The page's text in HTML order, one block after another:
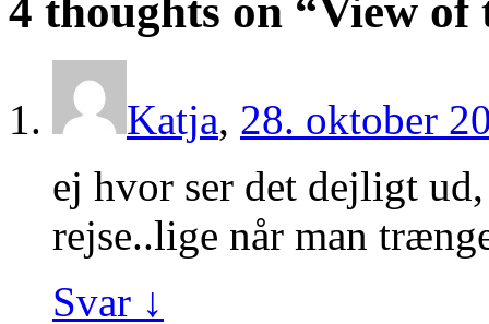
4 thoughts on “View of
Katja, 28. oktober
ej hvor ser det dejligt
rejse..lige når man
Svar ↓